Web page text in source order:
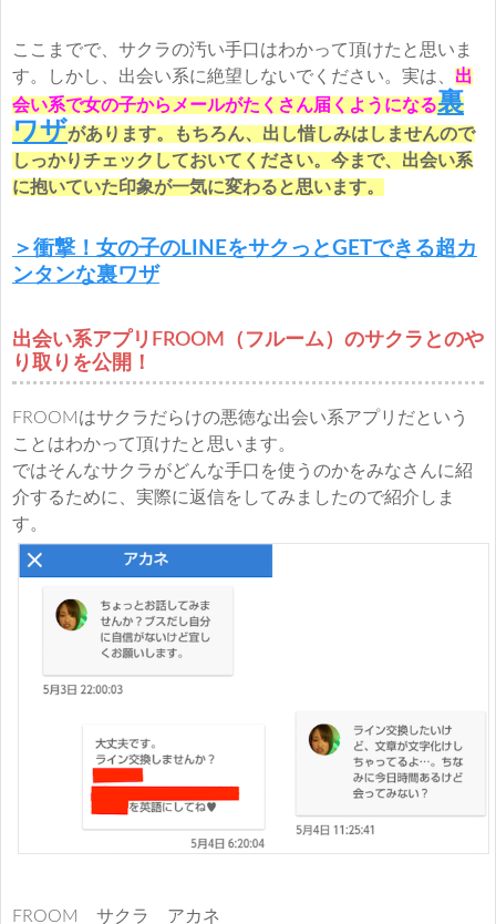
ここまでで、サクラの汚い手口はわかって頂けたと思いま
す。しかし、出会い系に絶望しないでください。実は、 出
会い系で女の子からメールがたくさん届くようになる裏
ワザがあります。もちろん、出し惜しみはしませんので
しっかりチェックしておいてください。今まで、出会い系
に抱いていた印象が一気に変わると思います。
＞衝撃！女の子のLINEをサクっとGETできる超カ
ンタンな裏ワザ
出会い系アプリFROOM（フルーム）のサクラとのや
り取りを公開！
FROOMはサクラだらけの悪徳な出会い系アプリだという
ことはわかって頂けたと思います。
ではそんなサクラがどんな手口を使うのかをみなさんに紹
介するために、実際に返信をしてみましたので紹介しま
す。
FROOM サクラ アカネ